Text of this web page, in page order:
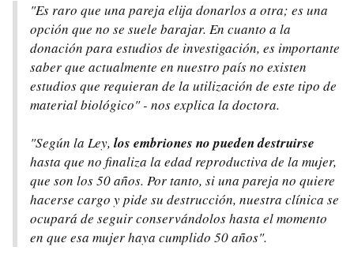
"Es raro que una pareja elija donarlos a otra; es una
opción que no se suele barajar. En cuanto a la
donación para estudios de investigación, es importante
saber que actualmente en nuestro país no existen
estudios que requieran de la utilización de este tipo de
material biológico" - nos explica la doctora.
"Según la Ley, los embriones no pueden destruirse
hasta que no finaliza la edad reproductiva de la mujer,
que son los 50 años. Por tanto, si una pareja no quiere
hacerse cargo y pide su destrucción, nuestra clínica se
ocupará de seguir conservándolos hasta el momento
en que esa mujer haya cumplido 50 años".